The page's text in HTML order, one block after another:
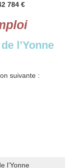
784 €
l’Yonne
suivante :
l’Yonne